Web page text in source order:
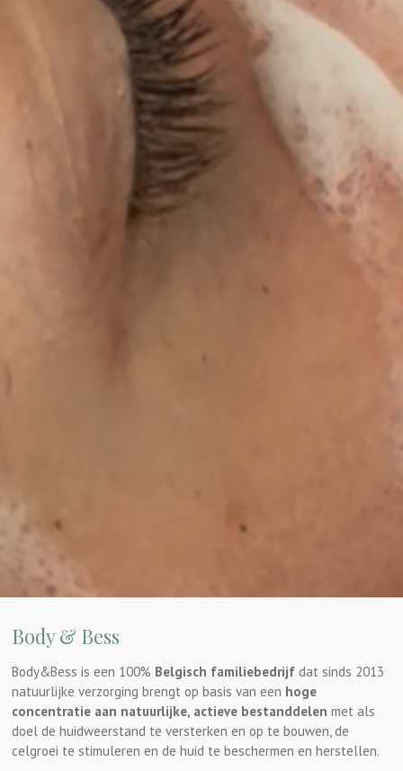
Body & Bess
Body&Bess is een 100% Belgisch familiebedrijf dat sinds 2013
natuurlijke verzorging brengt op basis van een hoge
concentratie aan natuurlijke, actieve bestanddelen met als
doel de huidweerstand te versterken en op te bouwen, de
celgroei te stimuleren en de huid te beschermen en herstellen.